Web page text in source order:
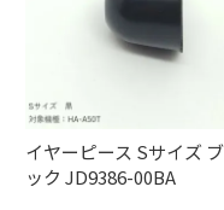
イヤーピース Sサイズ
ック JD9386-00BA